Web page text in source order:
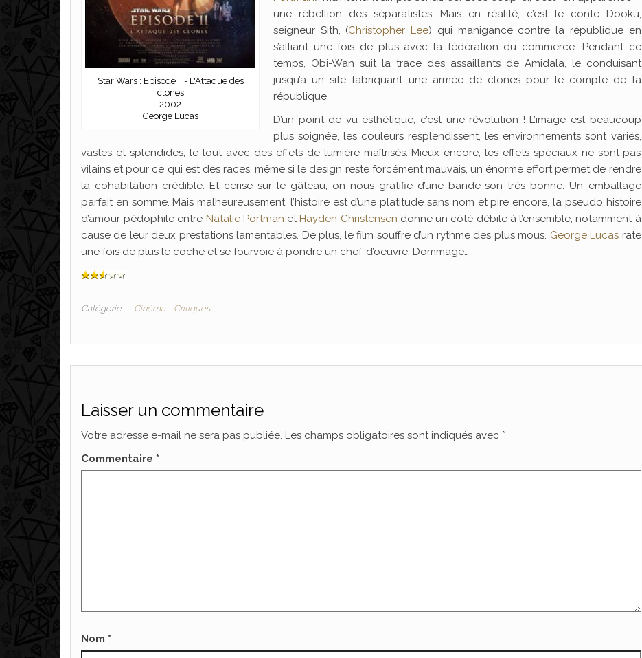
Star Wars : Episode II - L'Attaque des
clones
2002
George Lucas
une rébellion des séparatistes. Mais en réalité, c’est le conte Dooku,
seigneur Sith, (Christopher Lee) qui manigance contre la république en
s’alliant une fois de plus avec la fédération du commerce. Pendant ce
temps, Obi-Wan suit la trace des assaillants de Amidala, le conduisant
jusqu’à un site fabriquant une armée de clones pour le compte de la
république.
D’un point de vu esthétique, c’est une révolution ! L’image est beaucoup
plus soignée, les couleurs resplendissent, les environnements sont variés,
vastes et splendides, le tout avec des effets de lumière maîtrisés. Mieux encore, les effets spéciaux ne sont pas
vilains et pour ce qui est des races, même si le design reste forcément mauvais, un énorme effort permet de rendre
la cohabitation crédible. Et cerise sur le gâteau, on nous gratifie d’une bande-son très bonne. Un emballage
parfait en somme. Mais malheureusement, l’histoire est d’une platitude sans nom et pire encore, la pseudo histoire
d’amour-pédophile entre Natalie Portman et Hayden Christensen donne un côté débile à l’ensemble, notamment à
cause de leur deux prestations lamentables. De plus, le film souffre d’un rythme des plus mous. George Lucas rate
une fois de plus le coche et se fourvoie à pondre un chef-d’oeuvre. Dommage…
Catégorie Cinéma Critiques
Laisser un commentaire
Votre adresse e-mail ne sera pas publiée. Les champs obligatoires sont indiqués avec *
Commentaire *
Nom *